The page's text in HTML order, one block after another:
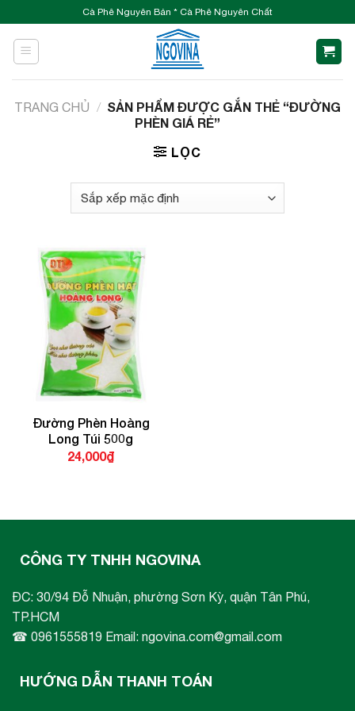
to
content
Cà Phê Nguyên Bản * Cà Phê Nguyên Chất
TRANG CHỦ / SẢN PHẨM ĐƯỢC GẮN THẺ “ĐƯỜNG
PHÈN GIÁ RẺ”
LỌC
Đường Phèn Hoàng
Long Túi 500g
24,000₫
CÔNG TY TNHH NGOVINA
ĐC: 30/94 Đỗ Nhuận, phường Sơn Kỳ, quận Tân Phú,
TP.HCM
☎ 0961555819 Email: ngovina.com@gmail.com
HƯỚNG DẪN THANH TOÁN